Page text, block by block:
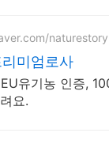
미엄로사
유기농 인증,
요.